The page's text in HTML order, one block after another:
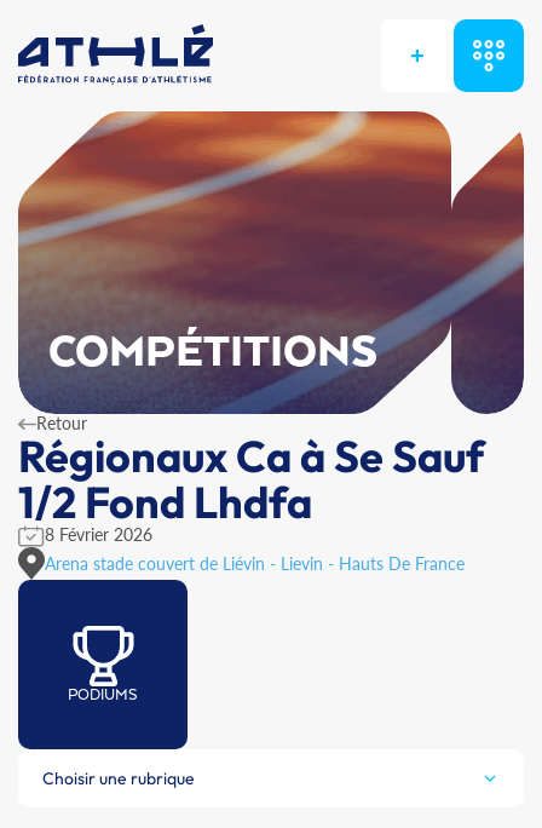
+
COMPÉTITIONS
Retour
Régionaux Ca à Se Sauf
1/2 Fond Lhdfa
8 Février 2026
Arena stade couvert de Liévin - Lievin - Hauts De France
PODIUMS
Choisir une rubrique